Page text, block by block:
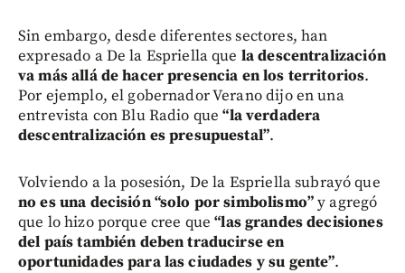
Sin embargo, desde diferentes sectores, han
expresado a De la Espriella que la descentralización
va más allá de hacer presencia en los territorios.
Por ejemplo, el gobernador Verano dijo en una
entrevista con Blu Radio que“la verdadera
descentralización es presupuestal”.
Volviendo a la posesión, De la Espriella subrayó que
no es una decisión “solo por simbolismo”y agregó
que lo hizo porque cree que“las grandes decisiones
del país también deben traducirse en
oportunidades para las ciudades y su gente”.